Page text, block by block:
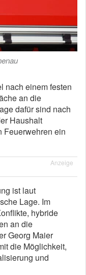
nach einem festen
an die
dafür sind nach
Haushalt
Feuerwehren ein
Anzeige
ist laut
Lage. Im
hybride
an die
Georg Maier
die Möglichkeit,
und